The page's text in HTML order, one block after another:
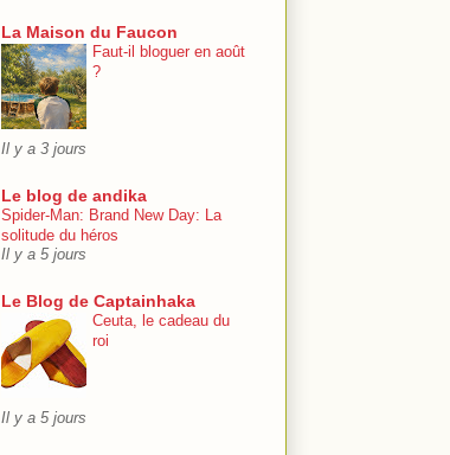
La Maison du Faucon
Faut-il bloguer en août
?
Il y a 3 jours
Le blog de andika
Spider-Man: Brand New Day: La
solitude du héros
Il y a 5 jours
Le Blog de Captainhaka
Ceuta, le cadeau du
roi
Il y a 5 jours